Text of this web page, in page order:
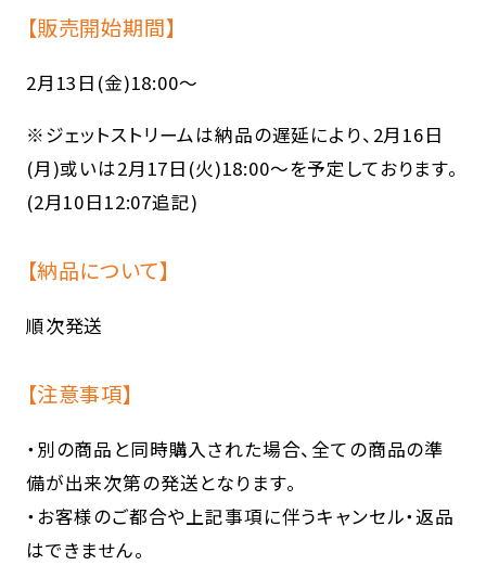
【販売開始期間】
2月13日(金)18:00～
※ジェットストリームは納品の遅延により、2月16日
(月)或いは2月17日(火)18:00～を予定しております。
(2月10日12:07追記)
【納品について】
順次発送
【注意事項】
・別の商品と同時購入された場合、全ての商品の準
備が出来次第の発送となります。
・お客様のご都合や上記事項に伴うキャンセル・返品
はできません。